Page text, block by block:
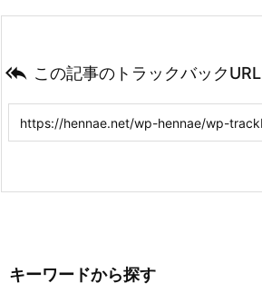
 この記事のトラックバックURL
キーワードから探す